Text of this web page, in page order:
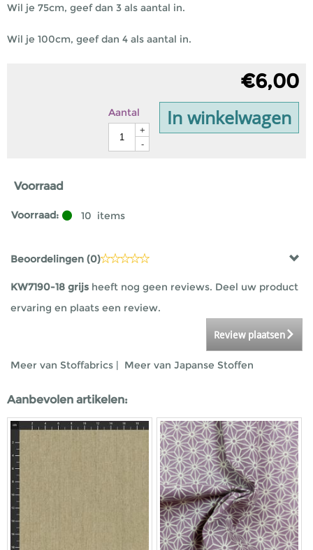
Wil je 75cm, geef dan 3 als aantal in.
Wil je 100cm, geef dan 4 als aantal in.
€6,00
Aantal
+
-
In winkelwagen
Voorraad
Voorraad: 10 items
Beoordelingen (0)
KW7190-18 grijs heeft nog geen reviews. Deel uw product
ervaring en plaats een review.
Review plaatsen
Meer van Stoffabrics | Meer van Japanse Stoffen
Aanbevolen artikelen: